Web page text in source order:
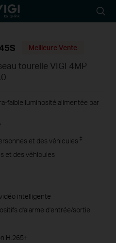
icon
Meilleure Vente
tourelle VIGI 4MP
faible luminosité alimentée par
et des véhicules ‡
et des véhicules
intelligente
d'alarme d'entrée/sortie
H.265+